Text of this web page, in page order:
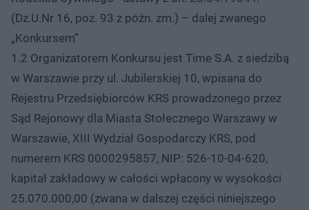
(Dz.U.Nr 16, poz. 93 z późn. zm.) – dalej zwanego
„Konkursem”
1.2 Organizatorem Konkursu jest Time S.A. z siedzibą
w Warszawie przy ul. Jubilerskiej 10, wpisana do
Rejestru Przedsiębiorców KRS prowadzonego przez
Sąd Rejonowy dla Miasta Stołecznego Warszawy w
Warszawie, XIII Wydział Gospodarczy KRS, pod
numerem KRS 0000295857, NIP: 526-10-04-620,
kapitał zakładowy w całości wpłacony w wysokości
25.070.000,00 (zwana w dalszej części niniejszego